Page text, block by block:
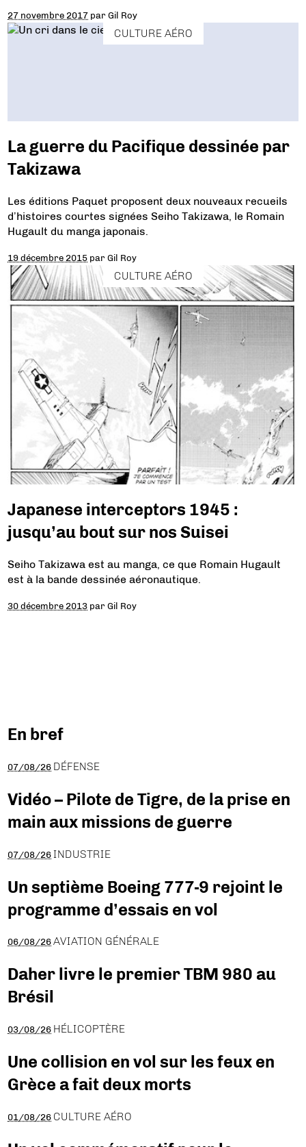
27 novembre 2017 parGil Roy
CULTURE AÉRO
La guerre du Pacifique dessinée par
Takizawa
Les éditions Paquet proposent deux nouveaux recueils
d’histoires courtes signées Seiho Takizawa, le Romain
Hugault du manga japonais.
19 décembre 2015 parGil Roy
CULTURE AÉRO
Japanese interceptors 1945 :
jusqu’au bout sur nos Suisei
Seiho Takizawa est au manga, ce que Romain Hugault
est à la bande dessinée aéronautique.
30 décembre 2013 parGil Roy
En bref
07/08/26 DÉFENSE
Vidéo – Pilote de Tigre, de la prise en
main aux missions de guerre
07/08/26 INDUSTRIE
Un septième Boeing 777-9 rejoint le
programme d’essais en vol
06/08/26 AVIATION GÉNÉRALE
Daher livre le premier TBM 980 au
Brésil
03/08/26 HÉLICOPTÈRE
Une collision en vol sur les feux en
Grèce a fait deux morts
01/08/26 CULTURE AÉRO